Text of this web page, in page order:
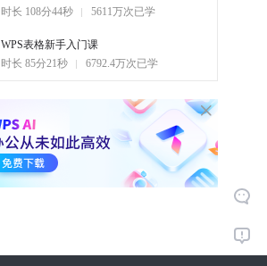
时长 108分44秒
5611万次已学
WPS表格新手入门课
时长 85分21秒
6792.4万次已学